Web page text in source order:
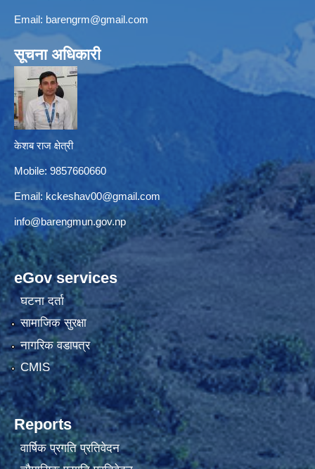
Email: barengrm@gmail.com
सूचना अधिकारी
केशब राज क्षेत्री
Mobile: 9857660660
Email: kckeshav00@gmail.com
info@barengmun.gov.np
eGov services
घटना दर्ता
सामाजिक सुरक्षा
नागरिक वडापत्र
CMIS
Reports
वार्षिक प्रगति प्रतिवेदन